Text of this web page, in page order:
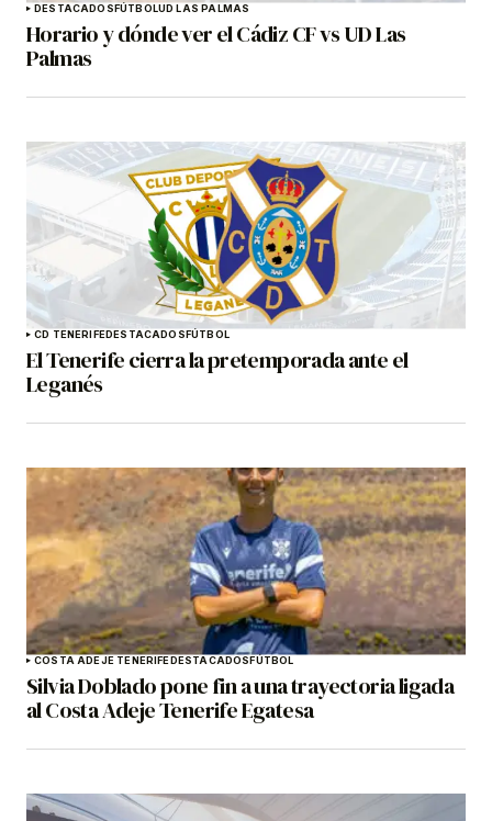
DESTACADOSFÚTBOLUD LAS PALMAS
Horario y dónde ver el Cádiz CF vs UD Las
Palmas
CD TENERIFEDESTACADOSFÚTBOL
El Tenerife cierra la pretemporada ante el
Leganés
COSTA ADEJE TENERIFEDESTACADOSFÚTBOL
Silvia Doblado pone fin a una trayectoria ligada
al Costa Adeje Tenerife Egatesa